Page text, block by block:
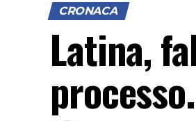
CRONACA
Latina,